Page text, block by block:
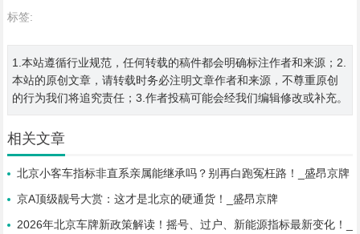
标签:
1.本站遵循行业规范，任何转载的稿件都会明确标注作者和来源；2.
本站的原创文章，请转载时务必注明文章作者和来源，不尊重原创
的行为我们将追究责任；3.作者投稿可能会经我们编辑修改或补充。
相关文章
北京小客车指标非直系亲属能继承吗？别再白跑冤枉路！_盛昂京牌
京A顶级靓号大赏：这才是北京的硬通货！_盛昂京牌
2026年北京车牌新政策解读！摇号、过户、新能源指标最新变化！_